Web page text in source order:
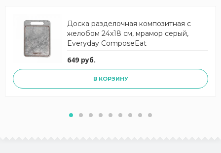
Доска разделочная композитная с
желобом 24x18 см, мрамор серый,
Everyday ComposeEat
649 руб.
В КОРЗИНУ